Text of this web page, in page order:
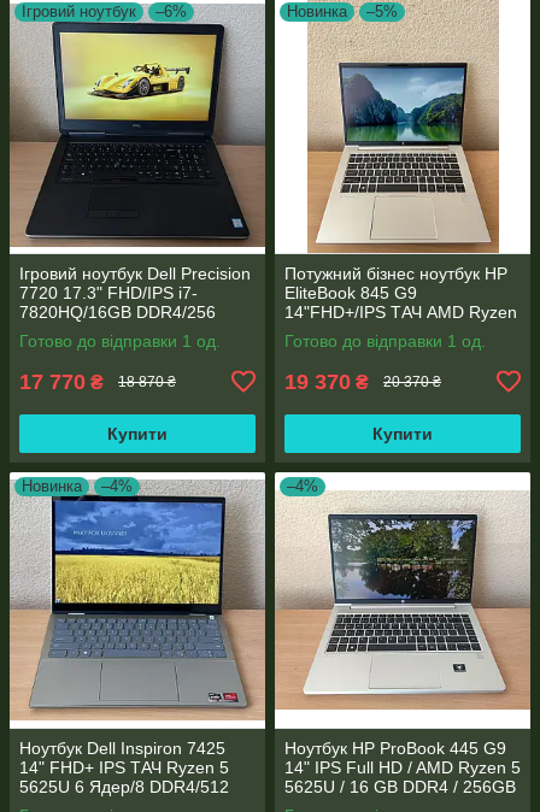
Ігровий ноутбук –6%
Ігровий ноутбук Dell Precision
7720 17.3" FHD/IPS i7-
7820HQ/16GB DDR4/256
SSD/NVIDIA Quadro P4000
8GB
Готово до відправки 1 од.
17 770 ₴ 18 870 ₴
Купити
Новинка –5%
Потужний бізнес ноутбук HP
EliteBook 845 G9
14"FHD+/IPS ТАЧ AMD Ryzen
5 6600U 6 ядер/16 DDR5/512
SSD NVME/AMD Radeon
Готово до відправки 1 од.
19 370 ₴ 20 370 ₴
Купити
Новинка –4%
Ноутбук Dell Inspiron 7425
14" FHD+ IPS TАЧ Ryzen 5
5625U 6 Ядер/8 DDR4/512
SSD M.2/Radeon RX Vega
–4%
Ноутбук HP ProBook 445 G9
14" IPS Full HD / AMD Ryzen 5
5625U / 16 GB DDR4 / 256GB
SSD M.2 / AMD Radeon RX